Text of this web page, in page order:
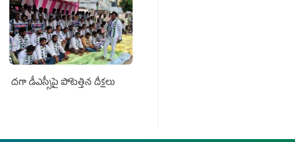
దగా డీఎస్సీపై పోటెత్తిన దీక్షలు